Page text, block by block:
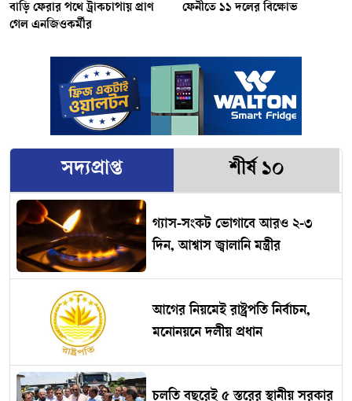
বাড়ি ফেরার পথে ট্রাকচাপায় প্রাণ
গেল এনজিওকর্মীর
ফেনীতে ১১ দলের বিক্ষোভ
সদ্যপ্রাপ্ত শীর্ষ ১০
গ্যাস-সংকট ভোগাবে আরও ২-৩
দিন, আশ্বাস জ্বালানি মন্ত্রীর
আগের নিয়মেই রাষ্ট্রপতি নির্বাচন,
মনোনয়নে দলীয় প্রধান
চলতি বছরেই ৫ স্তরের স্থানীয় সরকার